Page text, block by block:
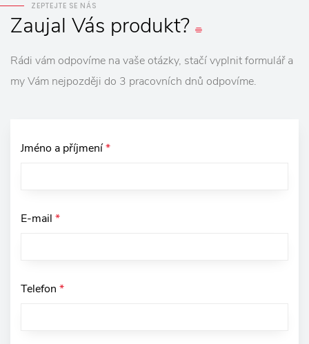
ZEPTEJTE SE NÁS
Zaujal Vás produkt?
Rádi vám odpovíme na vaše otázky, stačí vyplnit formulář a
my Vám nejpozději do 3 pracovních dnů odpovíme.
Jméno a příjmení*
E-mail *
Telefon *